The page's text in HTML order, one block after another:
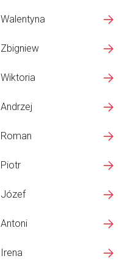
Walentyna
Zbigniew
Wiktoria
Andrzej
Roman
Piotr
Józef
Antoni
Irena